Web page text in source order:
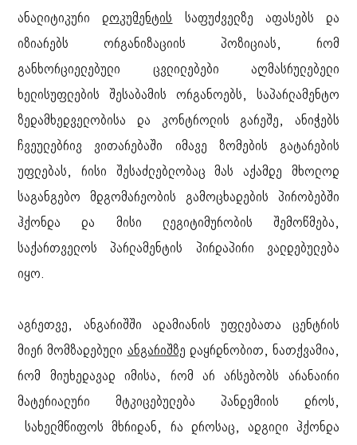
ანალიტიკურიდოკუმენტის საფუძველზე აფასებს და
იზიარებს ორგანიზაციის პოზიციას, რომ
განხორციელებული ცვლილებები აღმასრულებელი
ხელისუფლების შესაბამის ორგანოებს, საპარლამენტო
ზედამხედველობისა და კონტროლის გარეშე, ანიჭებს
ჩვეულებრივ ვითარებაში იმავე ზომების გატარების
უფლებას, რისი შესაძლებლობაც მას აქამდე მხოლოდ
საგანგებო მდგომარეობის გამოცხადების პირობებში
ჰქონდა და მისი ლეგიტიმურობის შემოწმება,
საქართველოს პარლამენტის პირდაპირი ვალდებულება
იყო.
აგრეთვე, ანგარიშში ადამიანის უფლებათა ცენტრის
მიერ მომზადებული ანგარიშზე დაყრდნობით, ნათქვამია,
რომ მიუხედავად იმისა, რომ არ არსებობს არანაირი
მატერიალური მტკიცებულება პანდემიის დროს,
სახელმწიფოს მხრიდან, რა დროსაც, ადგილი ჰქონდა